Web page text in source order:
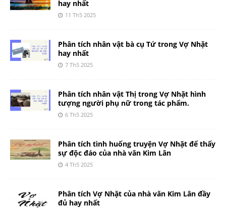
hay nhất
11 Th5 2025
Phân tích nhân vật bà cụ Tứ trong Vợ Nhặt
hay nhất
7 Th5 2025
Phân tích nhân vật Thị trong Vợ Nhặt hình
tượng người phụ nữ trong tác phẩm.
6 Th5 2025
Phân tích tình huống truyện Vợ Nhặt để thấy
sự độc đáo của nhà văn Kim Lân
4 Th5 2025
Phân tích Vợ Nhặt của nhà văn Kim Lân đầy
đủ hay nhất